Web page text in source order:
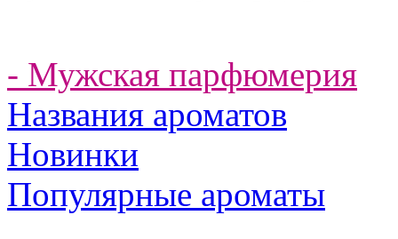
- Мужская парфюмерия
Названия ароматов
Новинки
Популярные ароматы